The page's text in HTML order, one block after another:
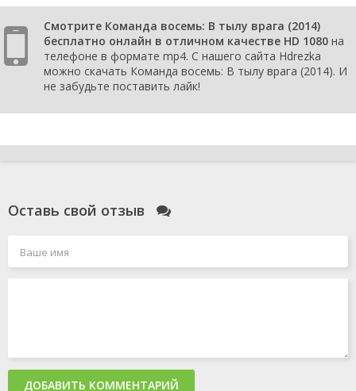
Смотрите Команда восемь: В тылу врага (2014)
бесплатно онлайн в отличном качестве HD 1080 на
телефоне в формате mp4. С нашего сайта Hdrezka
можно скачать Команда восемь: В тылу врага (2014). И
не забудьте поставить лайк!
Оставь свой отзыв
ДОБАВИТЬ КОММЕНТАРИЙ